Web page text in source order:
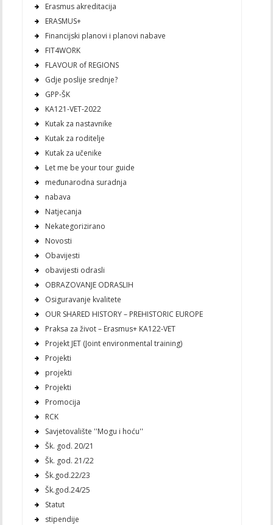
Erasmus akreditacija
ERASMUS+
Financijski planovi i planovi nabave
FIT4WORK
FLAVOUR of REGIONS
Gdje poslije srednje?
GPP-ŠK
KA121-VET-2022
Kutak za nastavnike
Kutak za roditelje
Kutak za učenike
Let me be your tour guide
međunarodna suradnja
nabava
Natjecanja
Nekategorizirano
Novosti
Obavijesti
obavijesti odrasli
OBRAZOVANJE ODRASLIH
Osiguravanje kvalitete
OUR SHARED HISTORY – PREHISTORIC EUROPE
Praksa za život – Erasmus+ KA122-VET
Projekt JET (Joint environmental training)
Projekti
projekti
Projekti
Promocija
RCK
Savjetovalište ''Mogu i hoću''
Šk. god. 20/21
Šk. god. 21/22
Šk.god.22/23
Šk.god.24/25
Statut
stipendije